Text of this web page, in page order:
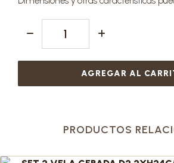
AGREGAR AL
PRODUCTOS